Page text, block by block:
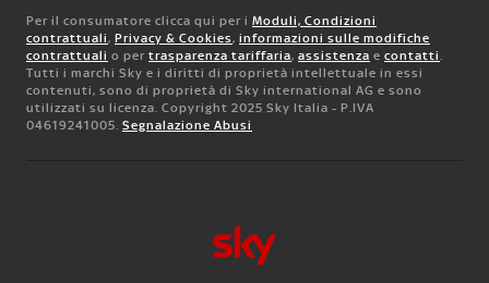
Per il consumatore clicca qui per i Moduli, Condizioni
contrattuali, Privacy & Cookies, informazioni sulle modifiche
contrattuali o per trasparenza tariffaria, assistenza e contatti.
Tutti i marchi Sky e i diritti di proprietà intellettuale in essi
contenuti, sono di proprietà di Sky international AG e sono
utilizzati su licenza. Copyright 2025 Sky Italia - P.IVA
04619241005. Segnalazione Abusi